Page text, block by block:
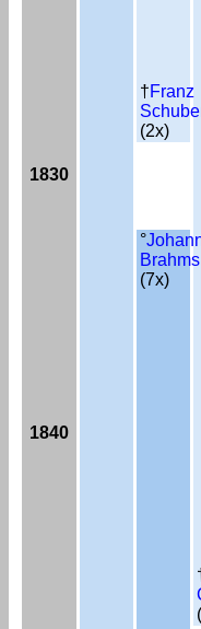
†Franz
(2x)
1830
°
Brahms
(7x)
1840